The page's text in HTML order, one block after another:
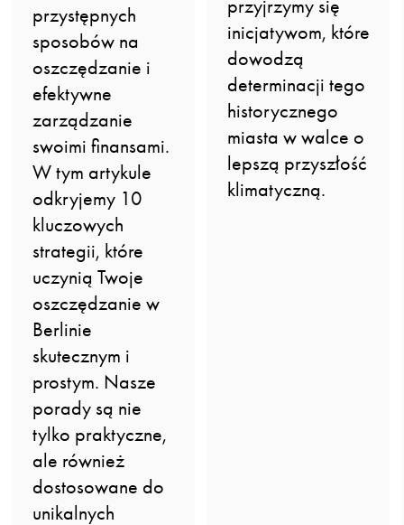
przystępnych
sposobów na
oszczędzanie i
efektywne
zarządzanie
swoimi finansami.
W tym artykule
odkryjemy 10
kluczowych
strategii, które
uczynią Twoje
oszczędzanie w
Berlinie
skutecznym i
prostym. Nasze
porady są nie
tylko praktyczne,
ale również
dostosowane do
unikalnych
przyjrzymy się
inicjatywom, które
dowodzą
determinacji tego
historycznego
miasta w walce o
lepszą przyszłość
klimatyczną.